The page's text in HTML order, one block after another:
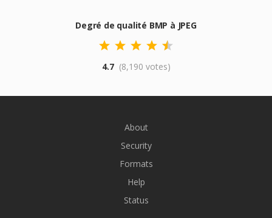
Degré de qualité BMP à JPEG
4.7 (8,190 votes)
About
Security
Formats
Help
Status